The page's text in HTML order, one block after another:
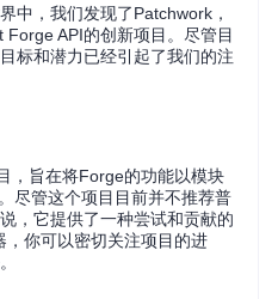
中，我们发现了Patchwork，
API的创新项目。尽管目
标和潜力已经引起了我们的注
，旨在将Forge的功能以模块
尽管这个项目目前并不推荐普
，它提供了一种尝试和贡献的
你可以密切关注项目的进